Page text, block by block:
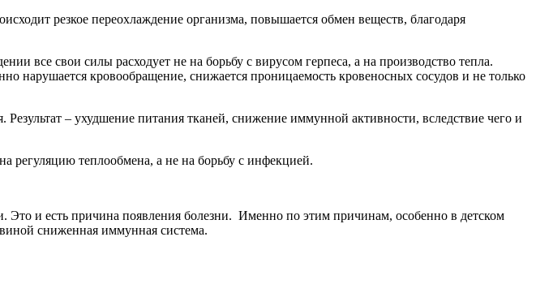
резкое переохлаждение организма, повышается обмен веществ, благодаря
все свои силы расходует не на борьбу с вирусом герпеса, а на производство тепла.
нарушается кровообращение, снижается проницаемость кровеносных сосудов и не только
– ухудшение питания тканей, снижение иммунной активности, вследствие чего и
регуляцию теплообмена, а не на борьбу с инфекцией.
Это и есть причина появления болезни. Именно по этим причинам, особенно в детском
сниженная иммунная система.